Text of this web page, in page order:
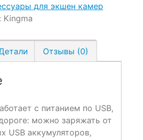
для экшен камер
Kingma
Отзывы (0)
с питанием по USB,
можно заряжать от
USB аккумуляторов,